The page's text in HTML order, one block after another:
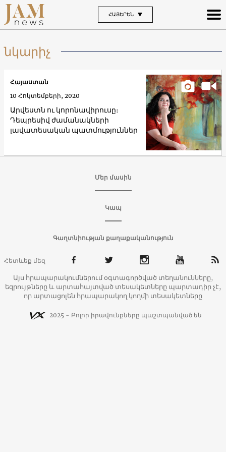
ՀԱՅԵՐԵՆ
նկարիչ
Արվեստն ու կորոնավիրուսը։
Դեպրեսիվ ժամանակների
լավատեսական պատմություններ
Հայաստան
10 Հոկտեմբերի, 2020
Մեր մասին
Կապ
Գաղտնիության քաղաքականություն
Հետևեք մեզ
Այս հրապարակումներում օգտագործված տեղանունները,
եզրույթները և արտահայտված տեսակետները պարտադիր չէ,
որ արտացոլեն հրապարակող կողմի տեսակետները
2025 - Բոլոր իրավունքները պաշտպանված են